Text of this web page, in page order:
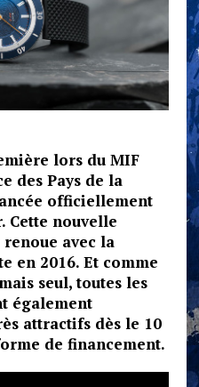
lors du MIF
des Pays de la
officiellement
Cette nouvelle
avec la
en 2016. Et comme
seul, toutes les
également
attractifs dès le 10
de financement.